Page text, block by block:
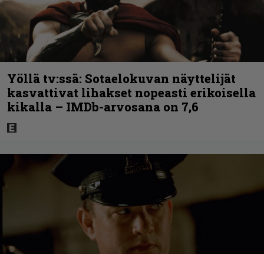
Yöllä tv:ssä: Sotaelokuvan näyttelijät
kasvattivat lihakset nopeasti erikoisella
kikalla – IMDb-arvosana on 7,6